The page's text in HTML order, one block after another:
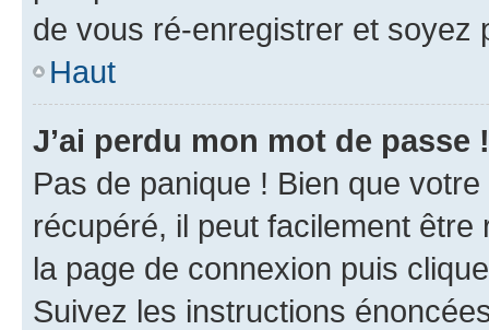
de vous ré-enregistrer et soyez
Haut
J’ai perdu mon mot de passe !
Pas de panique ! Bien que
récupéré, il peut facilement
la page de connexion puis
Suivez les instructions